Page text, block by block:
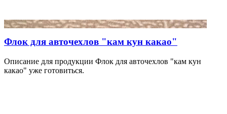
Флок для авточехлов "кам кун какао"
Описание для продукции Флок для авточехлов "кам кун
какао" уже готовиться.